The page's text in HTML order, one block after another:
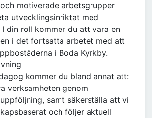
motiverade arbetsgrupper
utvecklingsinriktat med
I din roll kommer du att vara en
i det fortsatta arbetet med att
i Boda Kyrkby.
kommer du bland annat att:
verksamheten genom
samt säkerställa att vi
och följer aktuell